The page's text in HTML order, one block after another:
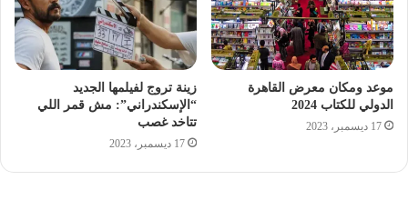
موعد ومكان معرض القاهرة
الدولي للكتاب 2024
17 ديسمبر، 2023
زينة تروج لفيلمها الجديد
“الإسكندراني”: مش قمر اللي
تتاخد غصب
17 ديسمبر، 2023